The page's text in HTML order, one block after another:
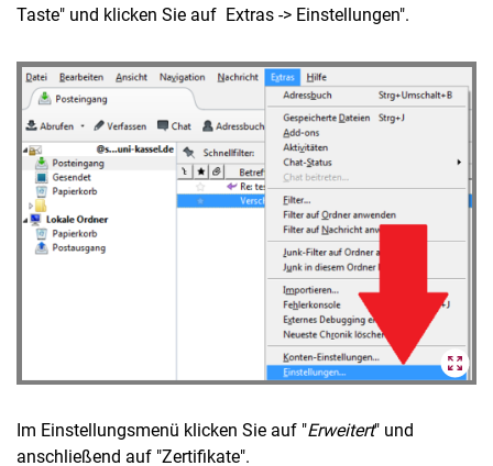
Taste" und klicken Sie auf Extras -> Einstellungen".
Im Einstellungsmenü klicken Sie auf "Erweitert" und
anschließend auf "Zertifikate".